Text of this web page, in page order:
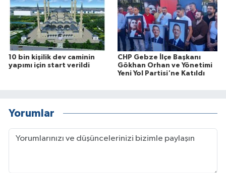
10 bin kişilik dev caminin
yapımı için start verildi
CHP Gebze İlçe Başkanı
Gökhan Orhan ve Yönetimi
Yeni Yol Partisi'ne Katıldı
Yorumlar